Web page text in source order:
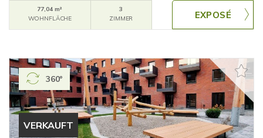
77,04 m²
WOHNFLÄCHE
3
ZIMMER
VERKAUFT
360°